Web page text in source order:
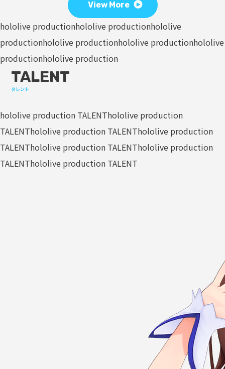
View More
hololive productionhololive productionhololive
productionhololive productionhololive productionhololive
productionhololive production
TALENT
タレント
hololive production TALENThololive production
TALENThololive production TALENThololive production
TALENThololive production TALENThololive production
TALENThololive production TALENT